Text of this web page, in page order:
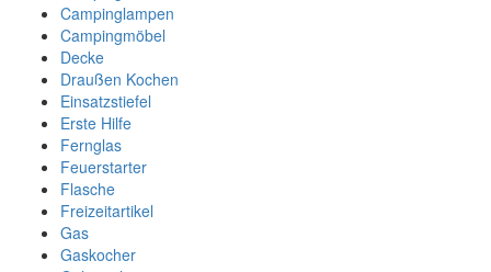
Campinglampen
Campingmöbel
Decke
Draußen Kochen
Einsatzstiefel
Erste Hilfe
Fernglas
Feuerstarter
Flasche
Freizeitartikel
Gas
Gaskocher